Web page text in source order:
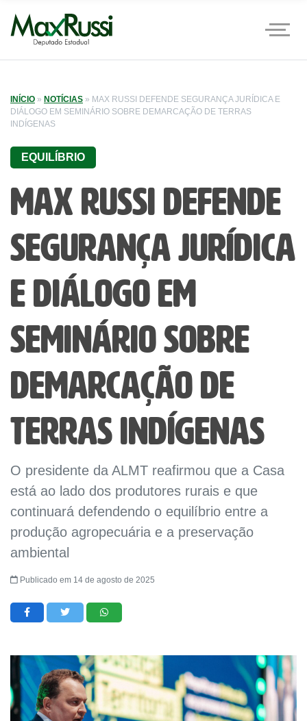
INÍCIO » NOTÍCIAS » MAX RUSSI DEFENDE SEGURANÇA JURÍDICA E
DIÁLOGO EM SEMINÁRIO SOBRE DEMARCAÇÃO DE TERRAS
INDÍGENAS
EQUILÍBRIO
Max Russi defende
segurança jurídica
e diálogo em
seminário sobre
demarcação de
terras indígenas
O presidente da ALMT reafirmou que a Casa
está ao lado dos produtores rurais e que
continuará defendendo o equilíbrio entre a
produção agropecuária e a preservação
ambiental
Publicado em 14 de agosto de 2025